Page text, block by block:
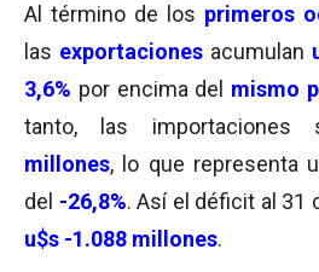
Al término de los primeros
las exportacionesacumulan
3,6% por encima del mismo
tanto, las importaciones
millones, lo que representa
del -26,8%. Así el déficit al 31
u$s -1.088 millones.